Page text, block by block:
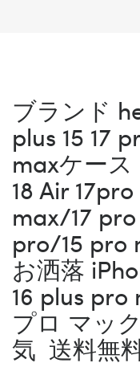
ブランド
plus 15 17
maxケー
18 Air 17pro
max/17
pro/15 pro
お洒落
16 plus pro
プロ マッ
気 送料無